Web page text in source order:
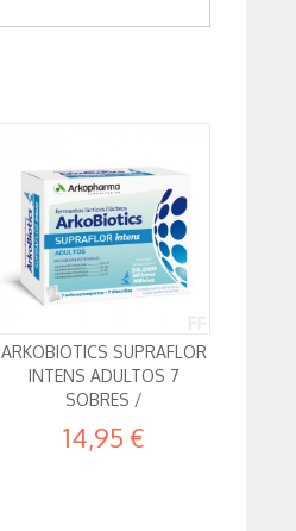
ARKOBIOTICS SUPRAFLOR
INTENS ADULTOS 7
SOBRES /
14,95 €